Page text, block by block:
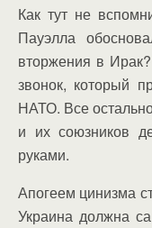
Как тут не
Пауэлла
вторжения в
звонок, который
НАТО. Все
и их союзников
руками.
Апогеем цинизма
Украина должна